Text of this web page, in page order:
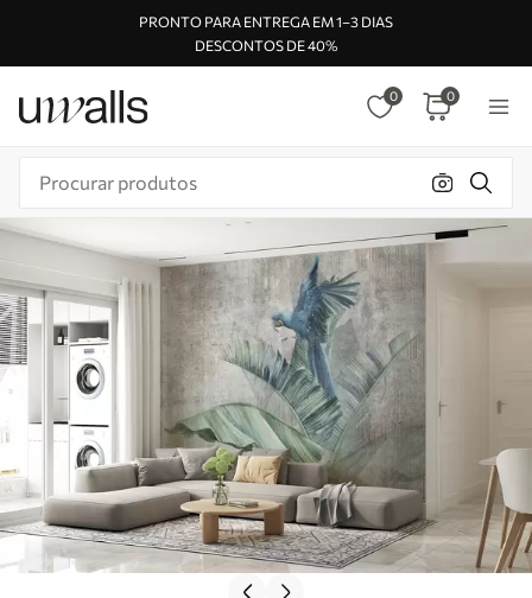
PRONTO PARA ENTREGA EM 1–3 DIAS
DESCONTOS DE 40%
0 0